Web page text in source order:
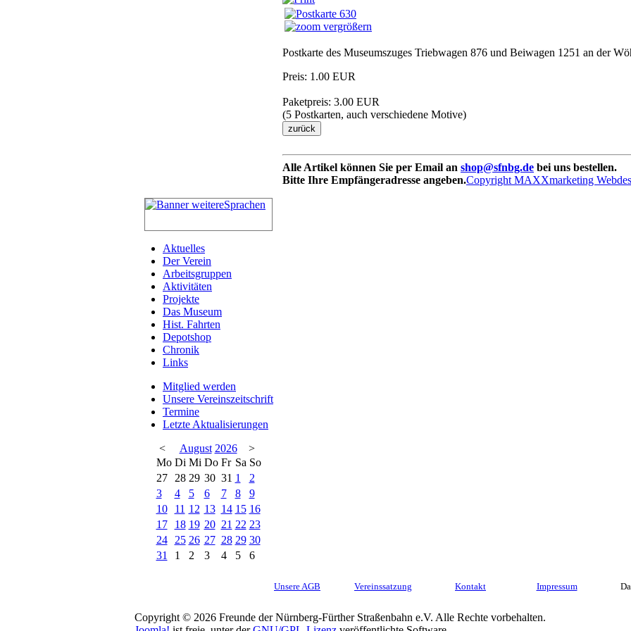
vergrößern
Postkarte des Museumszuges Triebwagen 876 und Beiwagen 1251 an der
Preis: 1.00 EUR
Paketpreis: 3.00 EUR
(5 Postkarten, auch verschiedene Motive)
Alle Artikel können Sie per Email an shop@sfnbg.de bei uns bestellen.
Bitte Ihre Empfängeradresse angeben.Copyright MAXXmarketing
Aktuelles
Der Verein
Arbeitsgruppen
Aktivitäten
Projekte
Das Museum
Hist. Fahrten
Depotshop
Chronik
Links
Mitglied werden
Unsere Vereinszeitschrift
Termine
Letzte Aktualisierungen
<
August 2026
>
Mo Di Mi Do Fr Sa So
27
28 29 30 31 1
2
3
4 5 6 7 8
9
10
11 12 13 14 15 16
17
18 19 20 21 22 23
24
25 26 27 28 29 30
31
1 2 3 4 5 6
Unsere AGB Vereinssatzung Kontakt Impressum
Copyright © 2026 Freunde der Nürnberg-Fürther Straßenbahn e.V. Alle Rechte vorbehalten.